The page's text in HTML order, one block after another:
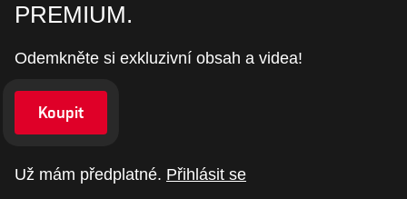
PREMIUM.
Odemkněte si exkluzivní obsah a videa!
Koupit
Už mám předplatné. Přihlásit se